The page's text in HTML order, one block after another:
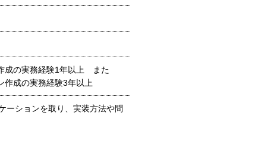
成の実務経験1年以上 また
成の実務経験3年以上
ーションを取り、実装方法や問